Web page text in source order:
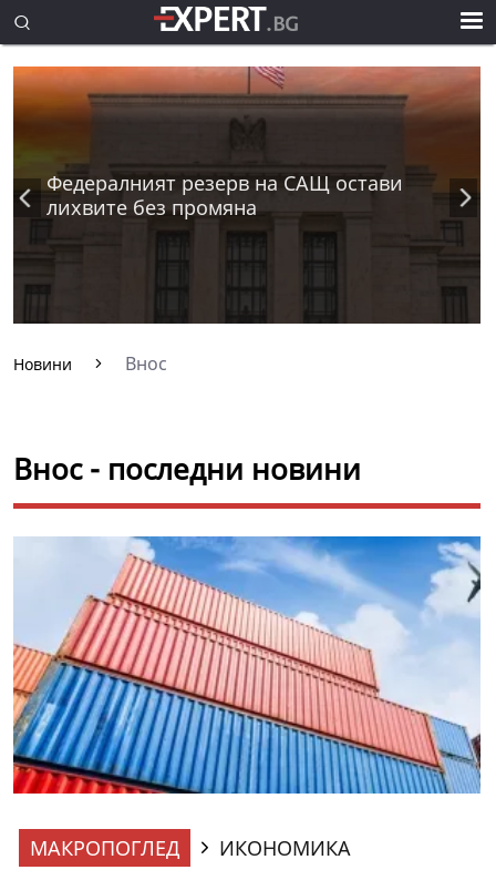
Федералният резерв на САЩ остави
лихвите без промяна
Новини Внос
Внос - последни новини
МАКРОПОГЛЕД
ИКОНОМИКА